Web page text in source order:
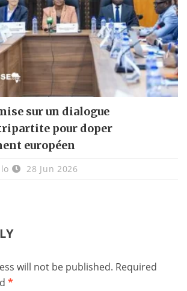
sur un dialogue
pour doper
européen
28 Jun 2026
will not be published. Required
*